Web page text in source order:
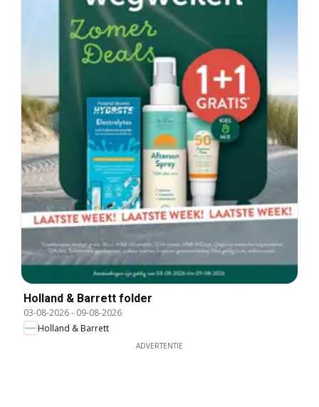
Holland & Barrett folder
03-08-2026- 09-08-2026
Holland & Barrett
ADVERTENTIE